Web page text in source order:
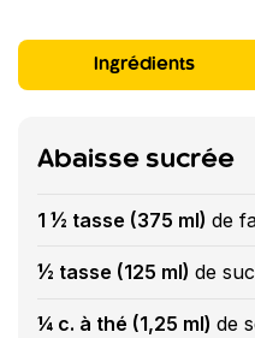
Ingrédients
Abaisse sucrée
1 ½ tasse (375 ml) de
½ tasse (125 ml) de
¼ c. à thé (1,25 ml) de